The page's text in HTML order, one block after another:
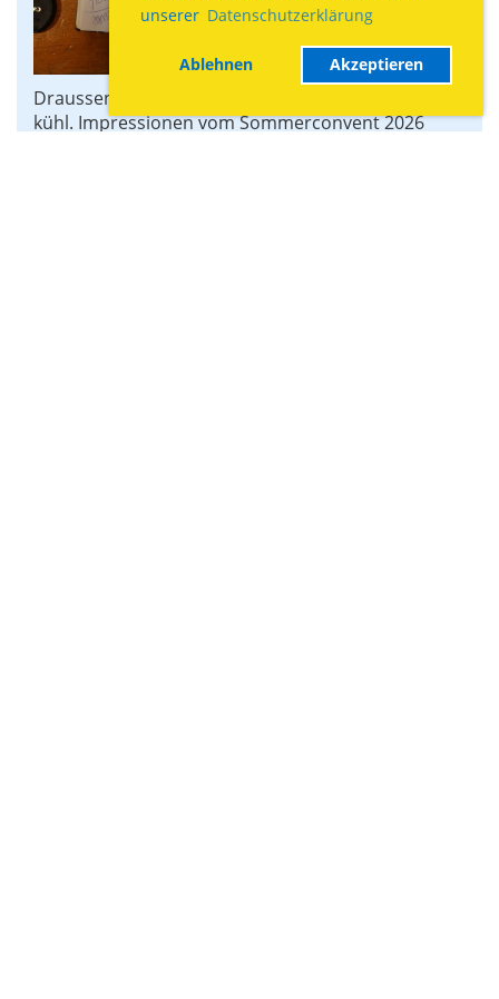
unserer Datenschutzerklärung
Ablehnen Akzeptieren
Draussen sommerlich heiss. Drinnen angenehm
kühl. Impressionen vom Sommerconvent 2026